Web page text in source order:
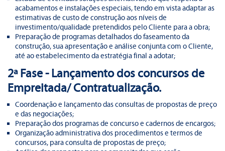
acabamentos e instalações especiais, tendo em vista adaptar as
estimativas de custo de construção aos níveis de
investimento/qualidade pretendidos pelo Cliente para a obra;
Preparação de programas detalhados do faseamento da
construção, sua apresentação e análise conjunta com o Cliente,
até ao estabelecimento da estratégia final a adotar;
2ª Fase - Lançamento dos concursos de
Empreitada/ Contratualização.
Coordenação e lançamento das consultas de propostas de preço
e das negociações;
Preparação dos programas de concurso e cadernos de encargos;
Organização administrativa dos procedimentos e termos de
concursos, para consulta de propostas de preço;